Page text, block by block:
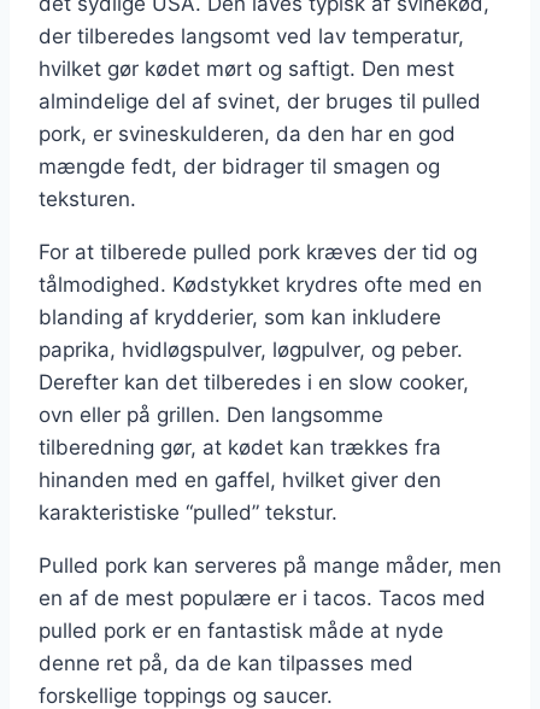
der tilberedes langsomt ved lav temperatur,
hvilket gør kødet mørt og saftigt. Den mest
almindelige del af svinet, der bruges til pulled
pork, er svineskulderen, da den har en god
mængde fedt, der bidrager til smagen og
teksturen.
For at tilberede pulled pork kræves der tid og
tålmodighed. Kødstykket krydres ofte med en
blanding af krydderier, som kan inkludere
paprika, hvidløgspulver, løgpulver, og peber.
Derefter kan det tilberedes i en slow cooker,
ovn eller på grillen. Den langsomme
tilberedning gør, at kødet kan trækkes fra
hinanden med en gaffel, hvilket giver den
karakteristiske “pulled” tekstur.
Pulled pork kan serveres på mange måder, men
en af de mest populære er i tacos. Tacos med
pulled pork er en fantastisk måde at nyde
denne ret på, da de kan tilpasses med
forskellige toppings og saucer.